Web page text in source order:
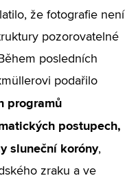
že fotografie není
pozorovatelné
posledních
podařilo
programů
postupech,
sluneční koróny,
zraku a ve